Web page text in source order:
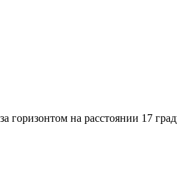
горизонтом на расстоянии 17